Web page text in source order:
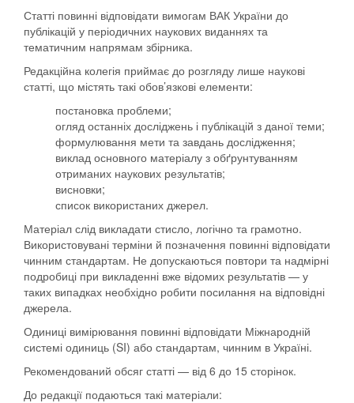
Статті повинні відповідати вимогам ВАК України до
публікацій у періодичних наукових виданнях та
тематичним напрямам збірника.
Редакційна колегія приймає до розгляду лише наукові
статті, що містять такі обов’язкові елементи:
постановка проблеми;
огляд останніх досліджень і публікацій з даної теми;
формулювання мети та завдань дослідження;
виклад основного матеріалу з обґрунтуванням
отриманих наукових результатів;
висновки;
список використаних джерел.
Матеріал слід викладати стисло, логічно та грамотно.
Використовувані терміни й позначення повинні відповідати
чинним стандартам. Не допускаються повтори та надмірні
подробиці при викладенні вже відомих результатів — у
таких випадках необхідно робити посилання на відповідні
джерела.
Одиниці вимірювання повинні відповідати Міжнародній
системі одиниць (SI) або стандартам, чинним в Україні.
Рекомендований обсяг статті — від 6 до 15 сторінок.
До редакції подаються такі матеріали: